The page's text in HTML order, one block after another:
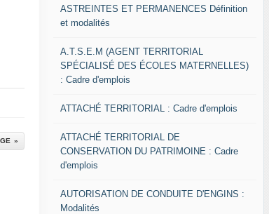
ASTREINTES ET PERMANENCES Définition
et modalités
A.T.S.E.M (AGENT TERRITORIAL
SPÉCIALISÉ DES ÉCOLES MATERNELLES)
: Cadre d'emplois
ATTACHÉ TERRITORIAL : Cadre d'emplois
ATTACHÉ TERRITORIAL DE
CONSERVATION DU PATRIMOINE : Cadre
d'emplois
AUTORISATION DE CONDUITE D'ENGINS :
Modalités